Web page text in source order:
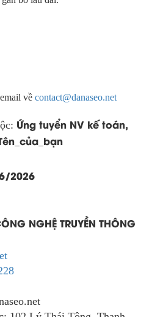
về contact@danaseo.net
Ứng tuyển NV kế toán,
2026
NGHỆ TRUYỀN THÔNG